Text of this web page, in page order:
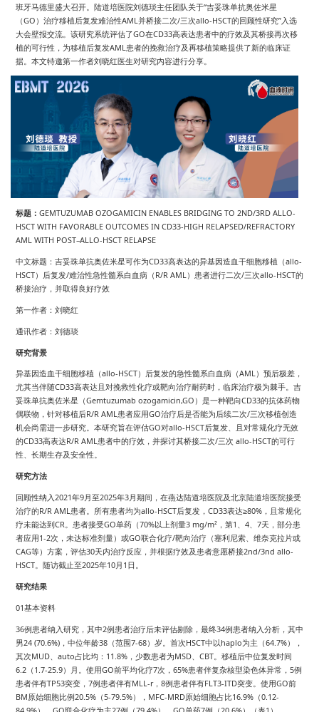
班牙马德里盛大召开。陆道培医院刘德琰主任团队关于“吉妥珠单抗奥佐米星
（GO）治疗移植后复发难治性AML并桥接二次/三次allo-HSCT的回顾性研究”入选
大会壁报交流。该研究系统评估了GO在CD33高表达患者中的疗效及其桥接再次移
植的可行性，为移植后复发AML患者的挽救治疗及再移植策略提供了新的临床证
据。本文特邀第一作者刘晓红医生对研究内容进行分享。
标题： GEMTUZUMAB OZOGAMICIN ENABLES BRIDGING TO 2ND/3RD ALLO-
HSCT WITH FAVORABLE OUTCOMES IN CD33-HIGH RELAPSED/REFRACTORY
AML WITH POST–ALLO-HSCT RELAPSE
中文标题：吉妥珠单抗奥佐米星可作为CD33高表达的异基因造血干细胞移植（allo-
HSCT）后复发/难治性急性髓系白血病（R/R AML）患者进行二次/三次allo-HSCT的
桥接治疗，并取得良好疗效
第一作者：刘晓红
通讯作者：刘德琰
研究背景
异基因造血干细胞移植（allo-HSCT）后复发的急性髓系白血病（AML）预后极差，
尤其当伴随CD33高表达且对挽救性化疗或靶向治疗耐药时，临床治疗极为棘手。吉
妥珠单抗奥佐米星（Gemtuzumab ozogamicin,GO）是一种靶向CD33的抗体药物
偶联物，针对移植后R/R AML患者应用GO治疗后是否能为后续二次/三次移植创造
机会尚需进一步研究。本研究旨在评估GO对allo-HSCT后复发、且对常规化疗无效
的CD33高表达R/R AML患者中的疗效，并探讨其桥接二次/三次 allo-HSCT的可行
性、长期生存及安全性。
研究方法
回顾性纳入2021年9月至2025年3月期间，在燕达陆道培医院及北京陆道培医院接受
治疗的R/R AML患者。所有患者均为allo-HSCT后复发，CD33表达≥80%，且常规化
疗未能达到CR。患者接受GO单药（70%以上剂量3 mg/m²，第1、4、7天，部分患
者应用1-2次，未达标准剂量）或GO联合化疗/靶向治疗（塞利尼索、维奈克拉片或
CAG等）方案，评估30天内治疗反应，并根据疗效及患者意愿桥接2nd/3nd allo-
HSCT。随访截止至2025年10月1日。
研究结果
01基本资料
36例患者纳入研究，其中2例患者治疗后未评估剔除，最终34例患者纳入分析，其中
男24 (70.6%)，中位年龄38（范围7-68）岁。首次HSCT中以haplo为主（64.7%），
其次MUD、auto占比均：11.8%，少数患者为MSD、CBT。移植后中位复发时间
6.2（1.7-25.9）月。使用GO前平均化疗7次，65%患者伴复杂核型染色体异常，5例
患者伴有TP53突变，7例患者伴有MLL-r，8例患者伴有FLT3-ITD突变。使用GO前
BM原始细胞比例20.5%（5-79.5%），MFC-MRD原始细胞占比16.9%（0.12-